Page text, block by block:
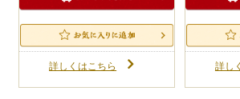
詳しくはこちら 詳し